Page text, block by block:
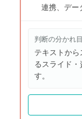
連携、デー
判断の分かれ目
テキストから
るスライド・
す。